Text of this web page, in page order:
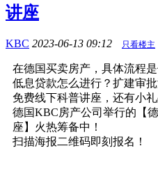
讲座
KBC 2023-06-13 09:12 只看楼主
在德国买卖房产，具体流程
低息贷款怎么进行？扩建审
免费线下科普讲座，还有小礼
德国KBC房产公司举行的【
座】火热筹备中！
扫描海报二维码即刻报名！